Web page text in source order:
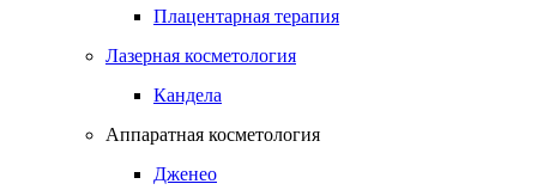
Плацентарная терапия
Лазерная косметология
Кандела
Аппаратная косметология
Дженео